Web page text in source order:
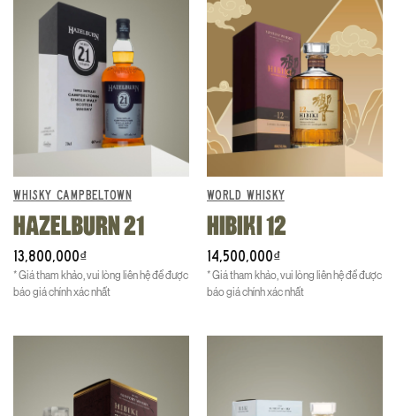
WHISKY CAMPBELTOWN
HAZELBURN 21
13,800,000₫
* Giá tham khảo, vui lòng liên hệ để được
báo giá chính xác nhất
WORLD WHISKY
HIBIKI 12
14,500,000₫
* Giá tham khảo, vui lòng liên hệ để được
báo giá chính xác nhất